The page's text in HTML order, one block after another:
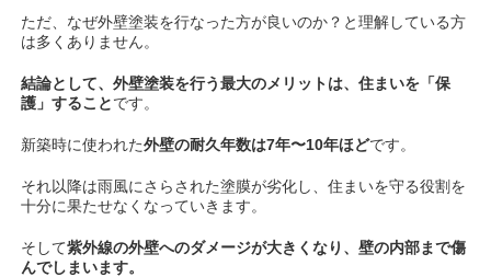
ただ、なぜ外壁塗装を行なった方が良いのか？と理解している方
は多くありません。
結論として、外壁塗装を行う最大のメリットは、住まいを「保
護」することです。
新築時に使われた外壁の耐久年数は7年〜10年ほどです。
それ以降は雨風にさらされた塗膜が劣化し、住まいを守る役割を
十分に果たせなくなっていきます。
そして紫外線の外壁へのダメージが大きくなり、壁の内部まで傷
んでしまいます。